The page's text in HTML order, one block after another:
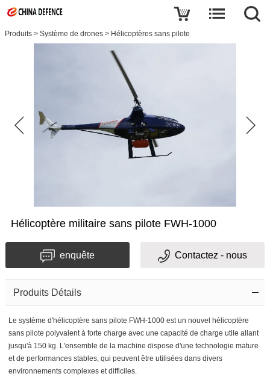
Produits > Système de drones > Hélicoptères sans pilote
Hélicoptère militaire sans pilote FWH-1000
enquête Contactez - nous
Produits Détails
Le système d'hélicoptère sans pilote FWH-1000 est un nouvel hélicoptère
sans pilote polyvalent à forte charge avec une capacité de charge utile allant
jusqu'à 150 kg. L'ensemble de la machine dispose d'une technologie mature
et de performances stables, qui peuvent être utilisées dans divers
environnements complexes et difficiles.